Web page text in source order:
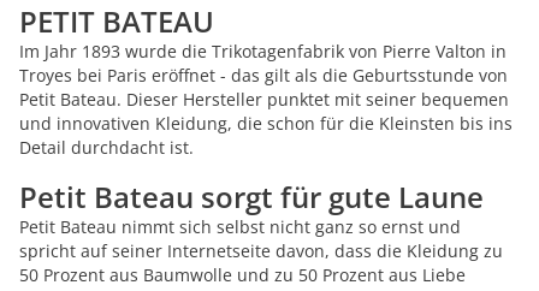
PETIT BATEAU
Im Jahr 1893 wurde die Trikotagenfabrik von Pierre Valton in
Troyes bei Paris eröffnet - das gilt als die Geburtsstunde von
Petit Bateau. Dieser Hersteller punktet mit seiner bequemen
und innovativen Kleidung, die schon für die Kleinsten bis ins
Detail durchdacht ist.
Petit Bateau sorgt für gute Laune
Petit Bateau nimmt sich selbst nicht ganz so ernst und
spricht auf seiner Internetseite davon, dass die Kleidung zu
50 Prozent aus Baumwolle und zu 50 Prozent aus Liebe